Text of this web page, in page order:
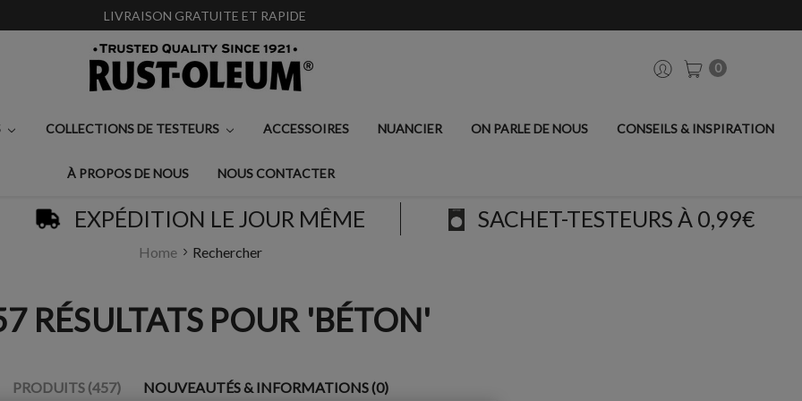
LIVRAISON GRATUITE ET RAPIDE
0
COLLECTIONS DE TESTEURS ACCESSOIRES NUANCIER ON PARLE DE NOUS CONSEILS & INSPIRATION
À PROPOS DE NOUS NOUS CONTACTER
EXPÉDITION LE JOUR MÊME SACHET-TESTEURS À 0,99€
Home Rechercher
RÉSULTATS POUR 'BÉTON'
PRODUITS (457) NOUVEAUTÉS & INFORMATIONS (0)